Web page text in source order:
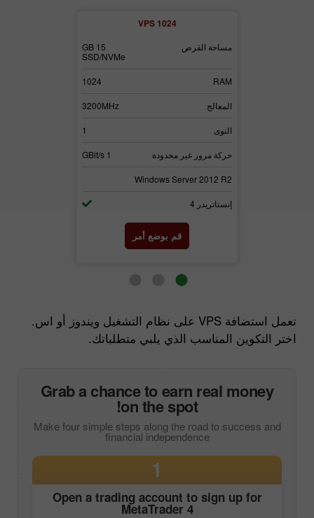
VPS 1024
مساحة القرص
15 GB
SSD/NVMe
RAM
1024
المعالج 3200MHz
النوى 1
حركة مرور غير محدودة 1 GBit/s
Windows Server 2012 R2
إنستاتريدر 4
قم بوضع أمر
تعمل استضافة VPS على نظام التشغيل ويندوز أو اس.
اختر التكوين المناسب الذي يلبي متطلباتك.
Grab a chance to earn real money
on the spot!
Make four simple steps along the road to success and
financial independence
1
Open a trading account to sign up for
MetaTrader 4